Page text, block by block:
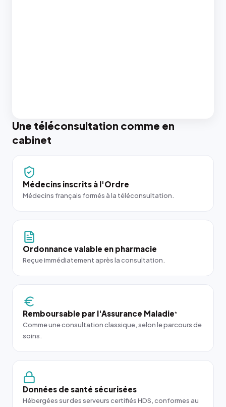
Une téléconsultation comme en
cabinet
Médecins inscrits à l'Ordre
Médecins français formés à la téléconsultation.
Ordonnance valable en pharmacie
Reçue immédiatement après la consultation.
Remboursable par l'Assurance Maladie*
Comme une consultation classique, selon le parcours de
soins.
Données de santé sécurisées
Hébergées sur des serveurs certifiés HDS, conformes au